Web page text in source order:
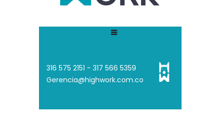
316 575 2151 - 317 566 5359
Gerencia@highwork.com.co